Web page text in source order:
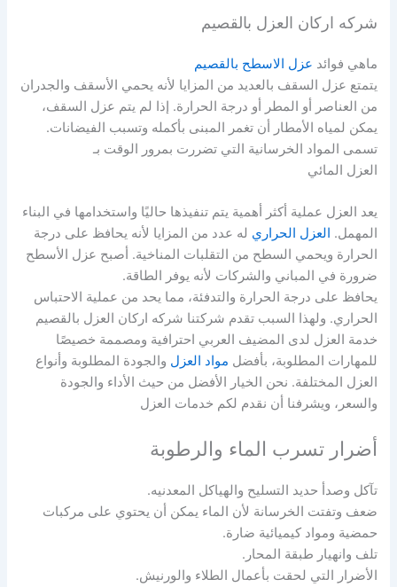
شركه اركان العزل بالقصيم
ماهي فوائد عزل الاسطح بالقصيم
يتمتع عزل السقف بالعديد من المزايا لأنه يحمي الأسقف والجدران
من العناصر أو المطر أو درجة الحرارة. إذا لم يتم عزل السقف،
يمكن لمياه الأمطار أن تغمر المبنى بأكمله وتسبب الفيضانات.
تسمى المواد الخرسانية التي تضررت بمرور الوقت بـ
العزل المائي
يعد العزل عملية أكثر أهمية يتم تنفيذها حاليًا واستخدامها في البناء
المهمل. العزل الحراري له عدد من المزايا لأنه يحافظ على درجة
الحرارة ويحمي السطح من التقلبات المناخية. أصبح عزل الأسطح
ضرورة في المباني والشركات لأنه يوفر الطاقة.
يحافظ على درجة الحرارة والتدفئة، مما يحد من عملية الاحتباس
الحراري. ولهذا السبب تقدم شركتنا شركه اركان العزل بالقصيم
خدمة العزل لدى المضيف العربي احترافية ومصممة خصيصًا
للمهارات المطلوبة، بأفضل مواد العزل والجودة المطلوبة وأنواع
العزل المختلفة. نحن الخيار الأفضل من حيث الأداء والجودة
والسعر، ويشرفنا أن نقدم لكم خدمات العزل
أضرار تسرب الماء والرطوبة
تآكل وصدأ حديد التسليح والهياكل المعدنيه.
ضعف وتفتت الخرسانة لأن الماء يمكن أن يحتوي على مركبات
حمضية ومواد كيميائية ضارة.
تلف وانهيار طبقة المحار.
الأضرار التي لحقت بأعمال الطلاء والورنيش.